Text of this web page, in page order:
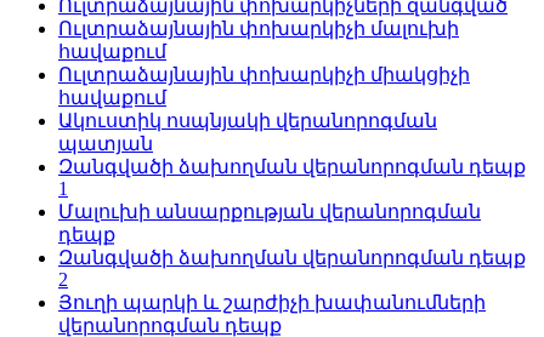
Ուլտրաձայնային փոխարկիչների զանգված
Ուլտրաձայնային փոխարկիչի մալուխի
հավաքում
Ուլտրաձայնային փոխարկիչի միակցիչի
հավաքում
Ակուստիկ ոսպնյակի վերանորոգման
պատյան
Զանգվածի ձախողման վերանորոգման դեպք
1
Մալուխի անսարքության վերանորոգման
դեպք
Զանգվածի ձախողման վերանորոգման դեպք
2
Յուղի պարկի և շարժիչի խափանումների
վերանորոգման դեպք